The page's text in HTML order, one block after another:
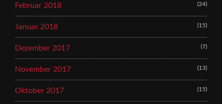
Februar 2018 (24)
Januar 2018 (15)
Dezember 2017 (7)
November 2017 (13)
Oktober 2017 (15)